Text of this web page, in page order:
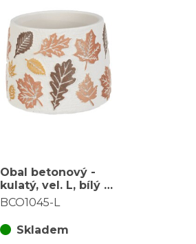
Obal betonový -
kulatý, vel. L, bílý s
motivem
BCO1045-L
Skladem